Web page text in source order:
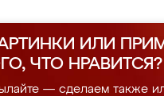
ИЛИ
ЧТО НРАВИТСЯ?
— сделаем также